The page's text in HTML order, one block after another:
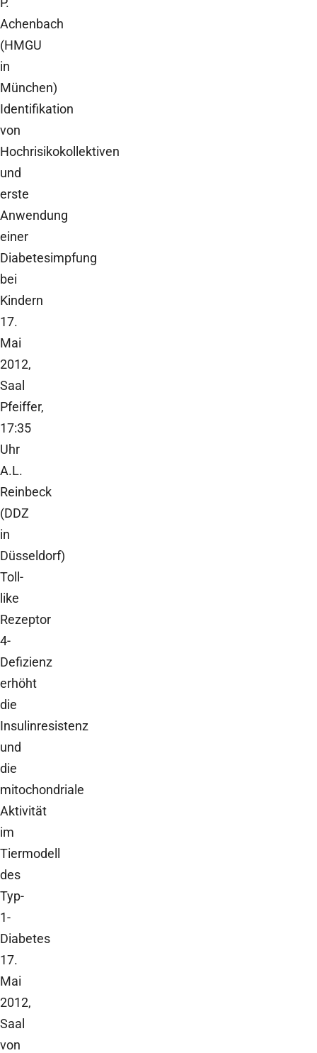
Achenbach
(HMGU
in
München)
Identifikation
von
Hochrisikokollektiven
und
erste
Anwendung
einer
Diabetesimpfung
bei
Kindern
17.
Mai
2012,
Saal
Pfeiffer,
17:35
Uhr
A.L.
Reinbeck
(DDZ
in
Düsseldorf)
Toll-
like
Rezeptor
4-
Defizienz
erhöht
die
Insulinresistenz
und
die
mitochondriale
Aktivität
im
Tiermodell
des
Typ-
1-
Diabetes
17.
Mai
2012,
Saal
von